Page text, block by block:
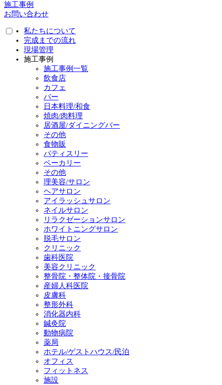
施工事例
お問い合わせ
私たちについて
完成までの流れ
現場管理
施工事例
施工事例一覧
飲食店
カフェ
バー
日本料理/和食
焼肉/肉料理
居酒屋/ダイニングバー
その他
食物販
パティスリー
ベーカリー
その他
理美容/サロン
ヘアサロン
アイラッシュサロン
ネイルサロン
リラクゼーションサロン
ホワイトニングサロン
脱毛サロン
クリニック
歯科医院
美容クリニック
整骨院・整体院・接骨院
産婦人科医院
皮膚科
整形外科
消化器内科
鍼灸院
動物病院
薬局
ホテル/ゲストハウス/民泊
オフィス
フィットネス
施設